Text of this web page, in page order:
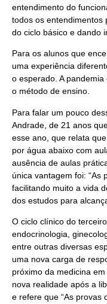
entendimento do
todos os entendimentos
do ciclo básico e dando
Para os alunos que
uma experiência
o esperado. A
o método de ensino.
Para falar um pouco
Andrade, de 21 anos
esse ano, que relata
por água abaixo com
ausência de aulas
única vantagem foi: “As
facilitando muito a vida
dos estudos para
O ciclo clínico do
endocrinologia,
entre outras diversas
uma nova carga de
próximo da medicina
nova realidade após a
e refere que “As provas